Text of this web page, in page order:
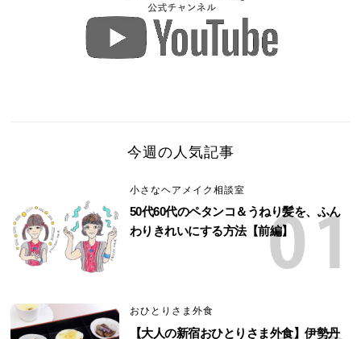
今週の人気記事
小さなヘアメイク相談室
50代60代のペタンコ＆うねり髪を、ふん
わりきれいにする方法【前編】
おひとりさま外食
【大人の新宿おひとりさま外食】伊勢丹